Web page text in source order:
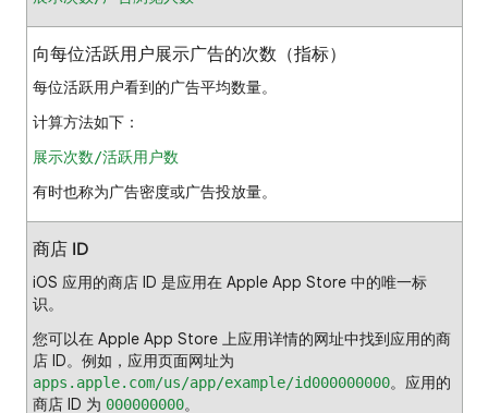
向每位活跃用户展示广告的次数（指标）
每位活跃用户看到的广告平均数量。
计算方法如下：
展示次数/活跃用户数
有时也称为广告密度或广告投放量。
商店 ID
iOS 应用的商店 ID 是应用在 Apple App Store 中的唯一标
识。
您可以在 Apple App Store 上应用详情的网址中找到应用的商
店 ID。例如，应用页面网址为
apps.apple.com/us/app/example/id000000000。应用的
商店 ID 为 000000000。